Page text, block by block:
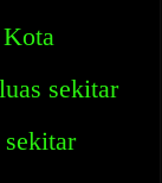
sekitar